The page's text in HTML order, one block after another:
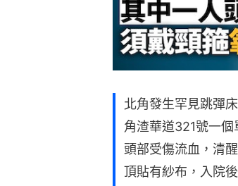
北角發生罕見跳彈
角渣華道321號一
頭部受傷流血，清
頂貼有紗布，入院